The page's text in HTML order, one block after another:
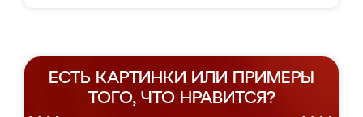
ЕСТЬ КАРТИНКИ ИЛИ ПРИМЕРЫ
ТОГО, ЧТО НРАВИТСЯ?